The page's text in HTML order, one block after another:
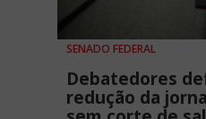
SENADO FEDERAL
Debatedores
redução da